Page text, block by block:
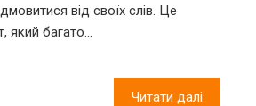
від своїх слів. Це
багато…
Читати далі